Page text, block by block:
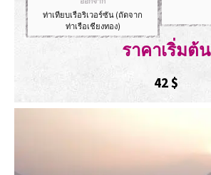
ท่าเทียบเรือริเวอร์ซัน (ถัดจาก
ท่าเรือเชียงทอง)
ราคาเริ่มต้น
42$